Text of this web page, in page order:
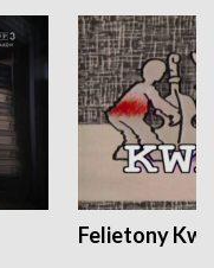
Felietony